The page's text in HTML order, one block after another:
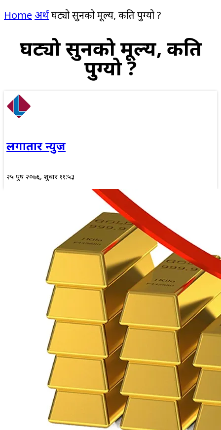
Home अर्थघट्यो सुनको मूल्य, कति पुग्यो ?
घट्यो सुनको मूल्य, कति
पुग्यो ?
लगातार न्युज
२५ पुष २०७६, शुक्रबार ११:५३